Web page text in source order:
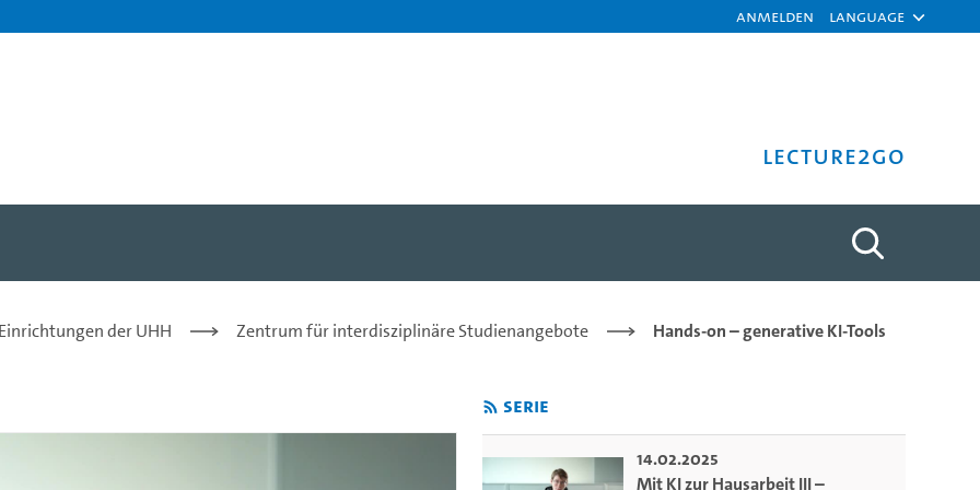
Anmelden Language
Lecture2Go
– Überarbeitungsphase mit DeepL Write - Mareike
der UHH Zentrum für interdisziplinäre Studienangebote Hands-on – generative KI-Tools
Serie
14.02.2025
Mit KI zur Hausarbeit III –